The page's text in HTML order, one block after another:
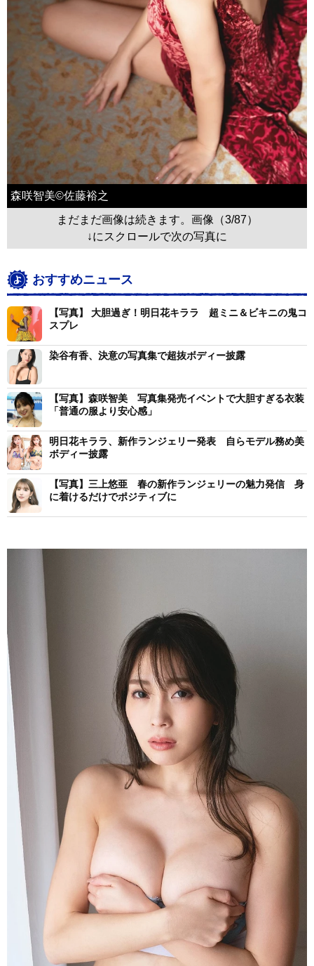
森咲智美©佐藤裕之
まだまだ画像は続きます。画像（3/87）
↓にスクロールで次の写真に
おすすめニュース
【写真】 大胆過ぎ！明日花キララ 超ミニ＆ビキニの鬼コ
スプレ
染谷有香、決意の写真集で超抜ボディー披露
【写真】森咲智美 写真集発売イベントで大胆すぎる衣装
「普通の服より安心感」
明日花キララ、新作ランジェリー発表 自らモデル務め美
ボディー披露
【写真】三上悠亜 春の新作ランジェリーの魅力発信 身
に着けるだけでポジティブに